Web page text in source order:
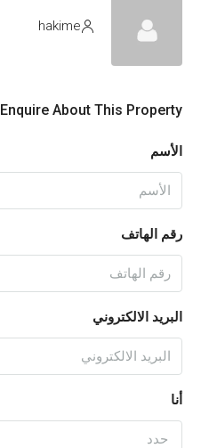
hakime
Enquire About This Property
الأسم
رقم الهاتف
البريد الالكتروني
أنا
حدد